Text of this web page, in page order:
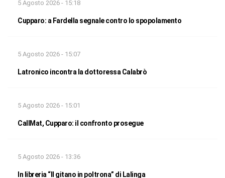
5 Agosto 2026 - 15:18
Cupparo: a Fardella segnale contro lo spopolamento
5 Agosto 2026 - 15:07
Latronico incontra la dottoressa Calabrò
5 Agosto 2026 - 15:01
CallMat, Cupparo: il confronto prosegue
5 Agosto 2026 - 13:36
In libreria “Il gitano in poltrona” di Lalinga